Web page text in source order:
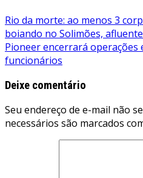
Navegação
de
Post
Rio da morte: ao menos 3
boiando no Solimões,
Pioneer encerrará operações
funcionários
Deixe comentário
Seu endereço de e-mail não
necessários são marcados